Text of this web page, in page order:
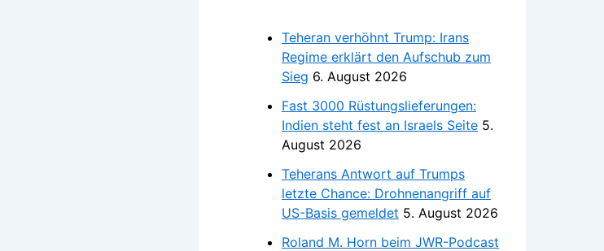
Teheran verhöhnt Trump: Irans
Regime erklärt den Aufschub zum
Sieg 6. August 2026
Fast 3000 Rüstungslieferungen:
Indien steht fest an Israels Seite 5.
August 2026
Teherans Antwort auf Trumps
letzte Chance: Drohnenangriff auf
US-Basis gemeldet 5. August 2026
Roland M. Horn beim JWR-Podcast